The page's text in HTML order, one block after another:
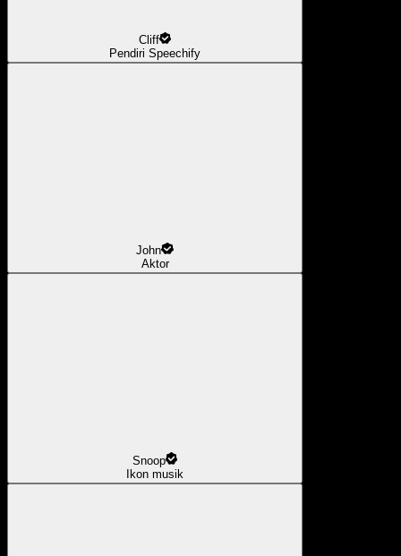
Cliff
Pendiri Speechify
John
Aktor
Snoop
Ikon musik